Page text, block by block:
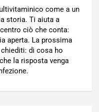
come a un
storia. Ti aiuta a
ciò che conta:
aperta. La prossima
di cosa ho
la risposta venga